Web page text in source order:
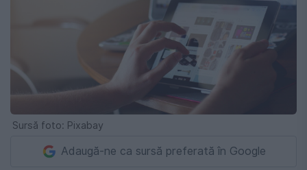
Sursă foto: Pixabay
Adaugă-ne ca sursă preferată în Google